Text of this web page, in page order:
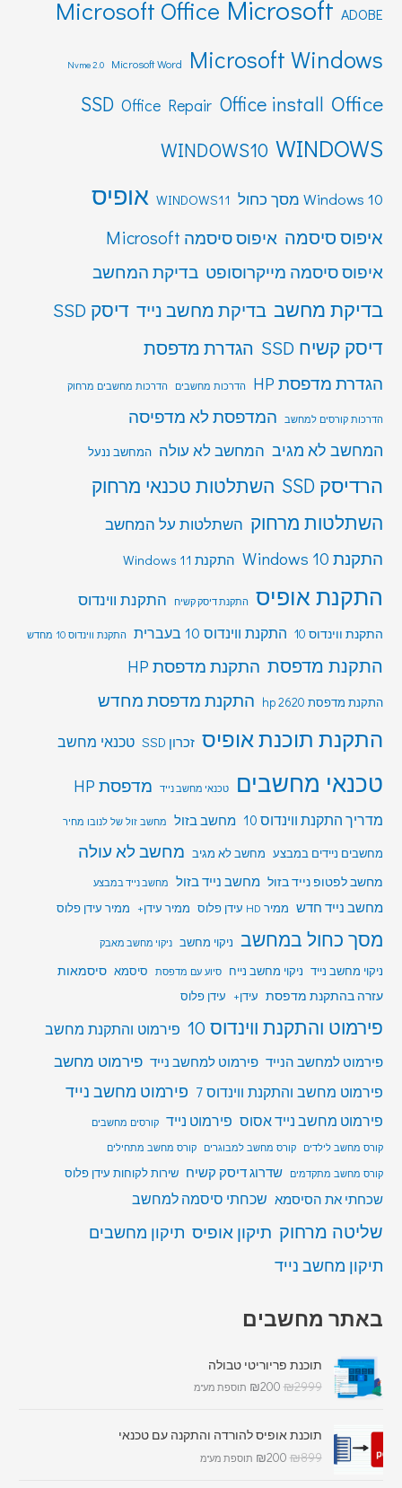
ADOBE
Microsoft
Microsoft Office
Microsoft Windows
Microsoft Word
Nvme 2.0
Office
Office install
Office Repair
SSD
WINDOWS
WINDOWS10
Windows 10 מסך כחול WINDOWS11 אופיס
איפוס סיסמה איפוס סיסמה Microsoft
איפוס סיסמה מייקרוסופט בדיקת המחשב
בדיקת מחשב בדיקת מחשב נייד דיסק SSD
דיסק קשיח SSD
הגדרת מדפסת
הגדרת מדפסת HP הדרכות מחשבים הדרכות מחשבים מרחוק
הדרכות קורסים למחשב המדפסת לא מדפיסה
המחשב לא מגיב המחשב לא עולה המחשב ננעל
הרדיסק SSD
השתלטות טכנאי מרחוק
השתלטות מרחוק השתלטות על המחשב
התקנת Windows 10 התקנת Windows 11
התקנת אופיס התקנת דיסק קשיח התקנת ווינדוס
התקנת ווינדוס 10 התקנת ווינדוס 10 בעברית התקנת ווינדוס 10 מחדש
התקנת מדפסת התקנת מדפסת HP
התקנת מדפסת hp 2620 התקנת מדפסת מחדש
התקנת תוכנת אופיס זכרון SSD טכנאי מחשב
טכנאי מחשבים טכנאי מחשב נייד מדפסת HP
מדריך התקנת ווינדוס 10 מחשב בזול מחשב זול של לנובו מחיר
מחשבים ניידים במבצע מחשב לא מגיב מחשב לא עולה
מחשב לפטופ נייד בזול מחשב נייד בזול מחשב נייד במבצע
מחשב נייד חדש ממיר HD עידן פלוס ממיר עידן+ ממיר עידן פלוס
מסך כחול במחשב ניקוי מחשב ניקוי מחשב מאבק
ניקוי מחשב נייד ניקוי מחשב נייח סיוע עם מדפסת סיסמא סיסמאות
עזרה בהתקנת מדפסת עידן+ עידן פלוס
פירמוט והתקנת ווינדוס 10 פירמוט והתקנת מחשב
פירמוט למחשב הנייד פירמוט למחשב נייד פירמוט מחשב
פירמוט מחשב והתקנת ווינדוס 7
פירמוט מחשב נייד
פירמוט מחשב נייד אסוס פירמוט נייד קורסים מחשבים
קורס מחשב לילדים
קורס מחשב למבוגרים
קורס מחשב מתחילים
קורס מחשב מתקדמים
שדרוג דיסק קשיח שירות לקוחות עידן פלוס
שכחתי את הסיסמא שכחתי סיסמה למחשב
שליטה מרחוק תיקון אופיס תיקון מחשבים
תיקון מחשב נייד
באתר מחשבים
תוכנת פריוריטי טבולה
₪2999
₪200 תוספת מע"מ
תוכנת אופיס להורדה והתקנה עם טכנאי
₪899
₪200 תוספת מע"מ